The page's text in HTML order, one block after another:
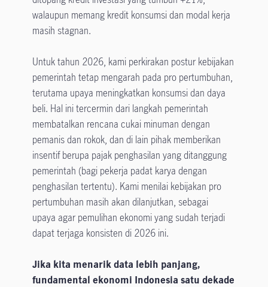
walaupun memang kredit konsumsi dan modal kerja
masih stagnan.
Untuk tahun 2026, kami perkirakan postur kebijakan
pemerintah tetap mengarah pada pro pertumbuhan,
terutama upaya meningkatkan konsumsi dan daya
beli. Hal ini tercermin dari langkah pemerintah
membatalkan rencana cukai minuman dengan
pemanis dan rokok, dan di lain pihak memberikan
insentif berupa pajak penghasilan yang ditanggung
pemerintah (bagi pekerja padat karya dengan
penghasilan tertentu). Kami menilai kebijakan pro
pertumbuhan masih akan dilanjutkan, sebagai
upaya agar pemulihan ekonomi yang sudah terjadi
dapat terjaga konsisten di 2026 ini.
Jika kita menarik data lebih panjang,
fundamental ekonomi Indonesia satu dekade